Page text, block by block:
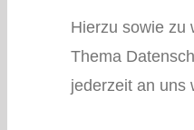
Hierzu sowie zu
Thema
jederzeit an uns